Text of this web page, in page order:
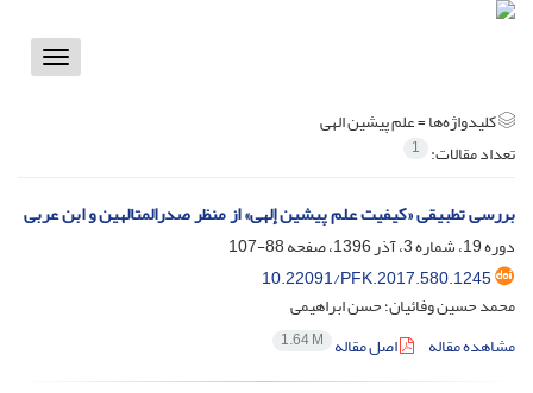
Toggle
کلیدواژه‌ها =علم پیشین الهی
تعداد مقالات: 1
بررسی تطبیقی «کیفیت علم پیشین إلهی» از منظر صدرالمتالهین و ابن عربی
دوره 19، شماره 3، آذر 1396، صفحه
88-107
10.22091/PFK.2017.580.1245
محمد حسین وفائیان؛ حسن ابراهیمی
مشاهده مقاله
اصل مقاله 1.64 M